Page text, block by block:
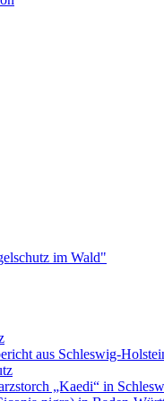
im Wald"
aus Schleswig-
„Kaedi“ in